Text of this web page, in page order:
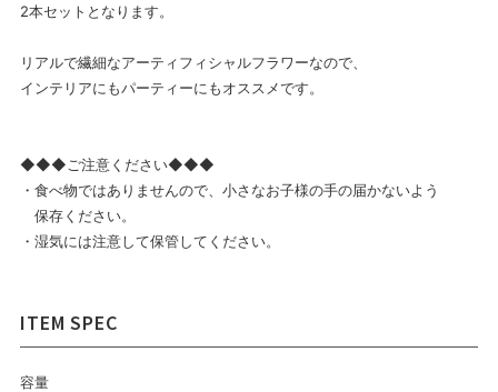
2本セットとなります。
リアルで繊細なアーティフィシャルフラワーなので、
インテリアにもパーティーにもオススメです。
◆◆◆ご注意ください◆◆◆
・食べ物ではありませんので、小さなお子様の手の届かないよう
保存ください。
・湿気には注意して保管してください。
容量